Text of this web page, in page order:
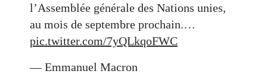
l’Assemblée générale des Nations unies,
au mois de septembre prochain.…
pic.twitter.com/7yQLkqoFWC
— Emmanuel Macron